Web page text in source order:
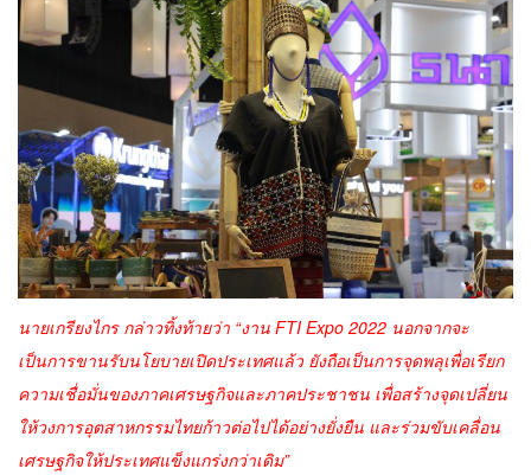
นายเกรียงไกร กล่าวทิ้งท้ายว่า “งาน FTI Expo 2022 นอกจากจะ
เป็นการขานรับนโยบายเปิดประเทศแล้ว ยังถือเป็นการจุดพลุเพื่อเรียก
ความเชื่อมั่นของภาคเศรษฐกิจและภาคประชาชน เพื่อสร้างจุดเปลี่ยน
ให้วงการอุตสาหกรรมไทยก้าวต่อไปได้อย่างยั่งยืน และร่วมขับเคลื่อน
เศรษฐกิจให้ประเทศแข็งแกร่งกว่าเดิม”